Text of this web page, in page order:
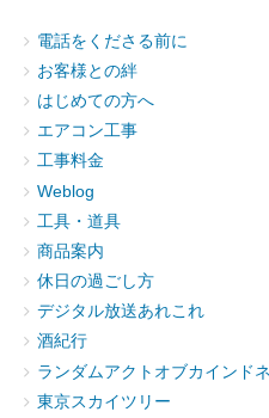
電話をくださる前に
お客様との絆
はじめての方へ
エアコン工事
工事料金
Weblog
工具・道具
商品案内
休日の過ごし方
デジタル放送あれこれ
酒紀行
ランダムアクトオブカインド
東京スカイツリー